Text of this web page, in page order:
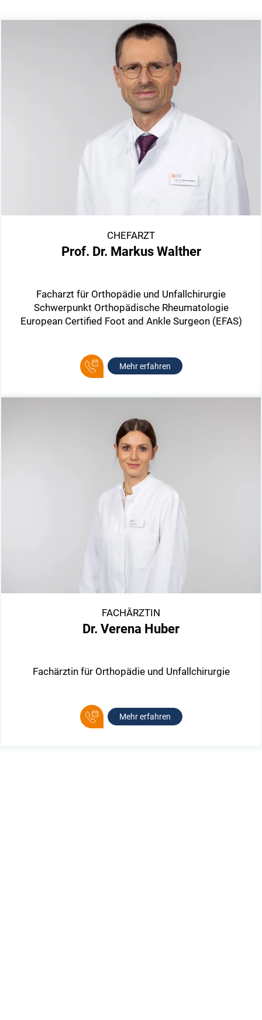
CHEFARZT
Prof. Dr. Markus Walther
Facharzt für Orthopädie und Unfallchirurgie
Schwerpunkt Orthopädische Rheumatologie
European Certified Foot and Ankle Surgeon (EFAS)
Mehr erfahren
FACHÄRZTIN
Dr. Verena Huber
Fachärztin für Orthopädie und Unfallchirurgie
Mehr erfahren